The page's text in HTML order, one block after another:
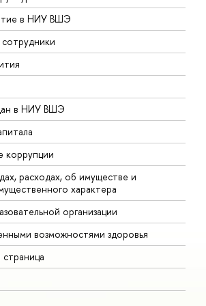
в НИУ ВШЭ
в НИУ ВШЭ
коррупции
расходах, об имуществе и
характера
организации
возможностями здоровья